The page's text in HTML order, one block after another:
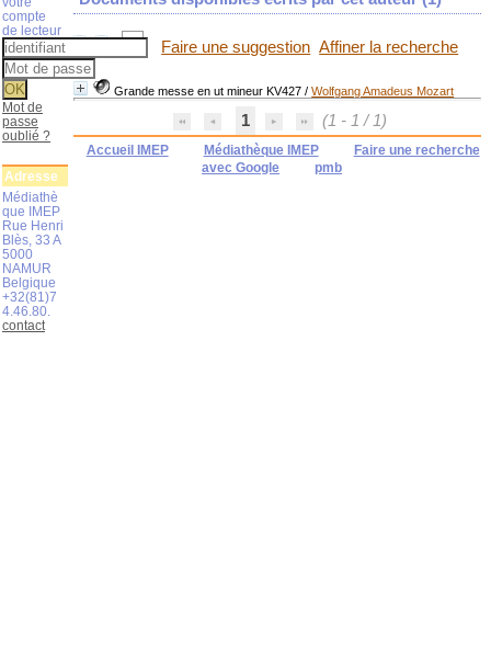
Faire une suggestion Affiner la recherche
Grande messe en ut mineur KV427 /Wolfgang Amadeus Mozart
1 (1 - 1 / 1)
Accueil IMEP Médiathèque IMEP
Faire une recherche
avec Google
pmb
compte
de lecteur
Mot de
passe
oublié ?
Adresse
Médiathè
que IMEP
Rue Henri
Blès, 33 A
5000
NAMUR
Belgique
+32(81)7
4.46.80.
contact